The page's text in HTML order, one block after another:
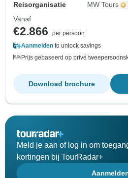
Reisorganisatie
MW Tours
Vanaf
€2.866
per persoon
Aanmelden to unlock savings
Prijs gebaseerd op privé
Download brochure
Meld je aan of log in om
kortingen bij TourRadar+